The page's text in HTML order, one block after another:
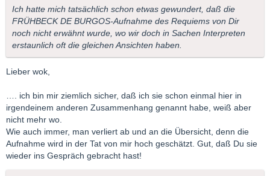
Ich hatte mich tatsächlich schon etwas gewundert, daß die
FRÜHBECK DE BURGOS-Aufnahme des Requiems von Dir
noch nicht erwähnt wurde, wo wir doch in Sachen Interpreten
erstaunlich oft die gleichen Ansichten haben.
Lieber wok,
…. ich bin mir ziemlich sicher, daß ich sie schon einmal hier in
irgendeinem anderen Zusammenhang genannt habe, weiß aber
nicht mehr wo.
Wie auch immer, man verliert ab und an die Übersicht, denn die
Aufnahme wird in der Tat von mir hoch geschätzt. Gut, daß Du sie
wieder ins Gespräch gebracht hast!